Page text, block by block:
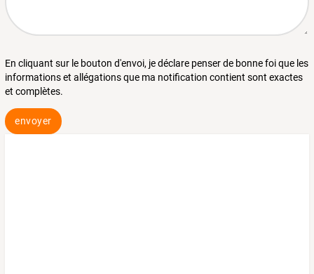
En cliquant sur le bouton d'envoi, je déclare penser de bonne foi que les
informations et allégations que ma notification contient sont exactes
et complètes.
envoyer